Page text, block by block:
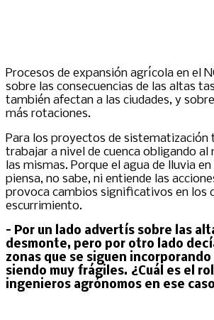
Procesos de expansión agrícola en el
sobre las consecuencias de las altas
también afectan a las ciudades, y
más rotaciones.
Para los proyectos de sistematización
trabajar a nivel de cuenca obligando al
las mismas. Porque el agua de lluvia
piensa, no sabe, ni entiende las
provoca cambios significativos en los
escurrimiento.
– Por un lado advertís sobre las
desmonte, pero por otro lado
zonas que se siguen
siendo muy frágiles. ¿Cuál es el
ingenieros agrónomos en ese